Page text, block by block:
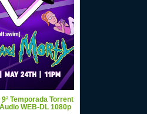
Temporada Torrent
WEB-DL 1080p